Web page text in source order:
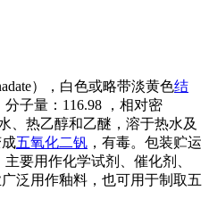
），白色或略带淡黄色结
子量：116.98 ，相对密
、热乙醇和乙醚，溶于热水及
五氧化二钒 ，有毒。包装贮运
要用作化学试剂、催化剂、
泛用作釉料，也可用于制取五